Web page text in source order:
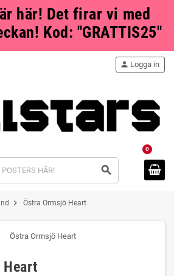
här! Det firar vi med
Kod: "GRATTIS25"
search
person Logga in
0
chevron_right Östra Ormsjö Heart
Heart